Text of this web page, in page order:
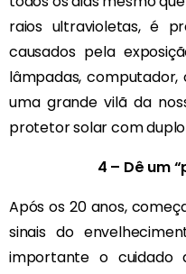
raios ultravioletas, é
causados pela
lâmpadas,
uma grande vilã da
protetor solar com
4 – Dê um
Após os 20 anos,
sinais do
importante o cuidado